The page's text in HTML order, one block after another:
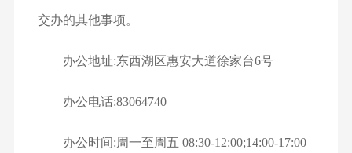
交办的其他事项。
办公地址:东西湖区惠安大道徐家台6号
办公电话:83064740
办公时间:周一至周五 08:30-12:00;14:00-17:00